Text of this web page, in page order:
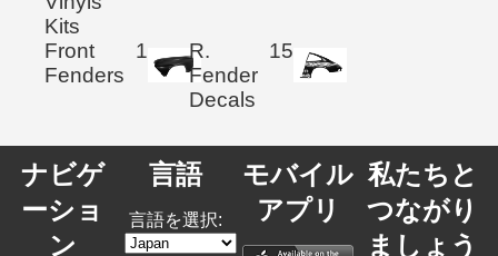
Kits
Front
Fenders
1
R.
Fender
Decals
15
ナビゲ
ーショ
ン
言語
言語を選択:
モバイル
アプリ
私たちと
つながり
ましょう